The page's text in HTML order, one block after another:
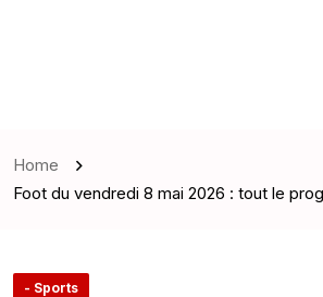
Home
Foot du vendredi 8 mai 2026 : tout le
- Sports